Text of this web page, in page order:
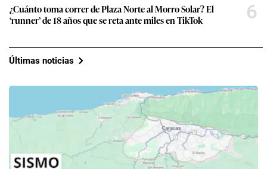
¿Cuánto toma correr de Plaza Norte al Morro Solar? El
‘runner’ de 18 años que se reta ante miles en TikTok
6
Últimas noticias